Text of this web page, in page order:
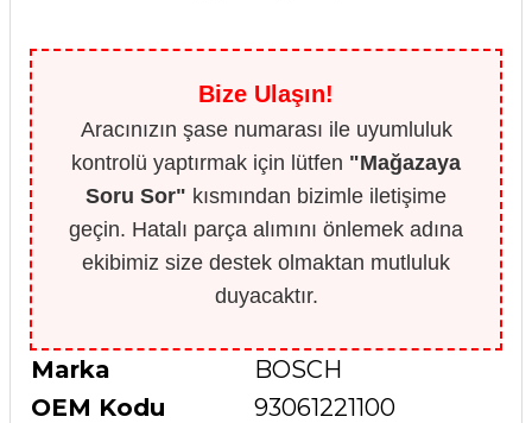
Bize Ulaşın!
Aracınızın şase numarası ile uyumluluk
kontrolü yaptırmak için lütfen "Mağazaya
Soru Sor" kısmından bizimle iletişime
geçin. Hatalı parça alımını önlemek adına
ekibimiz size destek olmaktan mutluluk
duyacaktır.
Marka
BOSCH
OEM Kodu
93061221100